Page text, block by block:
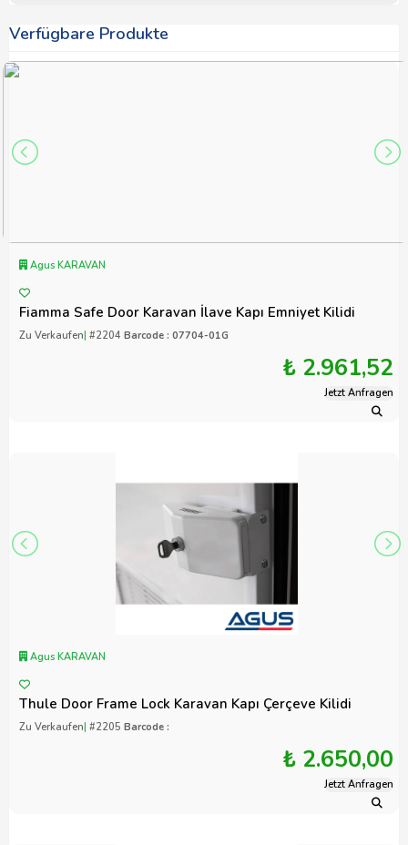
Verfügbare Produkte
Agus KARAVAN
Fiamma Safe Door Karavan İlave Kapı Emniyet Kilidi
Zu Verkaufen| #2204 Barcode : 07704-01G
₺ 2.961,52
Jetzt Anfragen
Agus KARAVAN
Thule Door Frame Lock Karavan Kapı Çerçeve Kilidi
Zu Verkaufen| #2205 Barcode :
₺ 2.650,00
Jetzt Anfragen